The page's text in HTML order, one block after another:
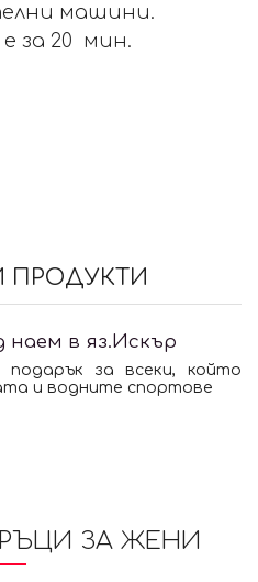
машини.
за 20 мин.
ПРОДУКТИ
наем в яз.Искър
подарък за всеки, който
и водните спортове
ЗА ЖЕНИ